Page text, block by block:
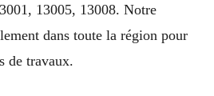
13005, 13008. Notre
dans toute la région pour
de travaux.